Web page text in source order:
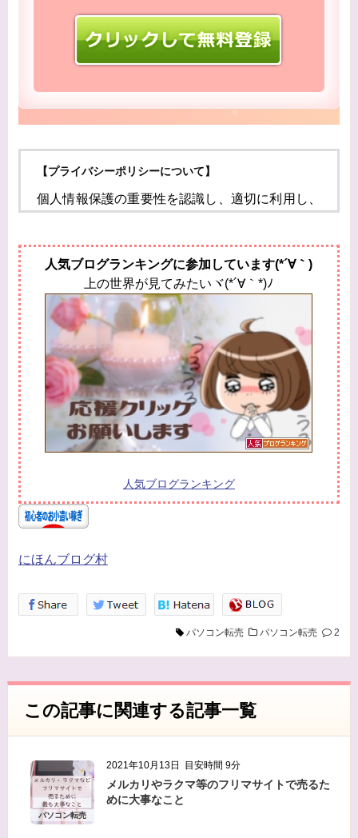
【プライバシーポリシーについて】
個人情報保護の重要性を認識し、適切に利用し、
社会的責任であると考え、個人情報の保護に努め
ることをお約束いたします。
個人情報の定義
個人情報とは、個人に関する情報であり、氏名、
生年月日、性別、電話番号、
電子メールアドレス、職業、勤務先等、特定の個
人を識別し得る情報をいいます。
個人情報の収集・利用
当方は、以下の目的のため、その範囲内において
よる個人情報の収集・利用は、お客様の自発的な
提供によるものであり、お客様が個人情報を提供
された場合は、当方が本方針に則って個人情報を
利用することをお客様が許諾したものとします。
要な業務
・新商品の案内などお客様に有益かつ必要と思わ
サービス向上のための意見収集
・各種のお問い合わせ対応
個人情報の第三者提供
当方は、法令に基づく場合等正当な理由によらな
い限り、
人気ブログランキングに参加しています(*´∀｀)
上の世界が見てみたいヾ(*´∀｀*)ﾉ
人気ブログランキング
にほんブログ村
パソコン転売 パソコン転売 2
この記事に関連する記事一覧
パソコン転売
2021年10月13日 目安時間 9分
メルカリやラクマ等のフリマサイトで売るた
めに大事なこと